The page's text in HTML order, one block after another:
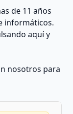
de 11 años
informáticos.
aquí y
nosotros para